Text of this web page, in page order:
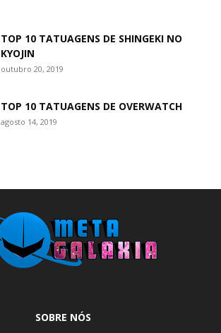
TOP 10 TATUAGENS DE SHINGEKI NO
KYOJIN
outubro 20, 2019
TOP 10 TATUAGENS DE OVERWATCH
agosto 14, 2019
SOBRE NÓS